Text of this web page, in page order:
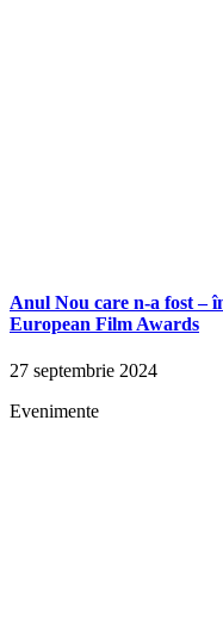
Anul Nou care n-a fost –
European Film Awards
27 septembrie 2024
Evenimente